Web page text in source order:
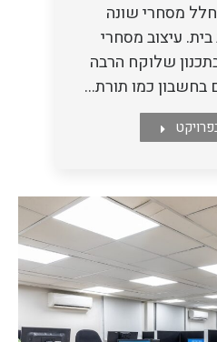
מסחרי שונה
עיצוב מסחרי
שלוקח הרבה
בחשבון כמו תורת…